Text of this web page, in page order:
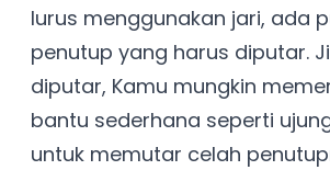
lurus menggunakan jari, ada
penutup yang harus diputar.
diputar, Kamu mungkin
bantu sederhana seperti
untuk memutar celah